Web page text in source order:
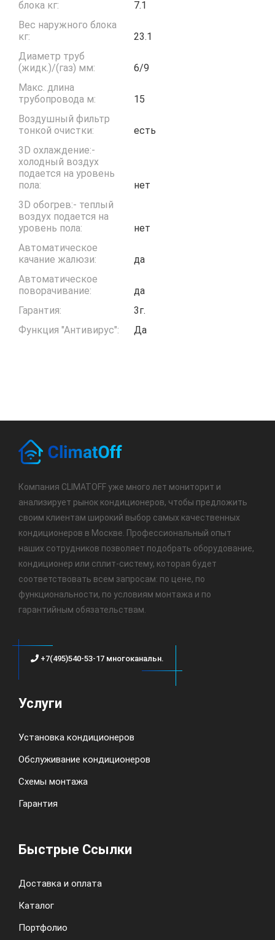
блока кг:
7.1
Вес наружного блока
кг:
23.1
Диаметр труб
(жидк.)/(газ) мм:
6/9
Макс. длина
трубопровода м:
15
Воздушный фильтр
тонкой очистки:
есть
3D охлаждение:-
холодный воздух
подается на уровень
пола:
нет
3D обогрев:- теплый
воздух подается на
уровень пола:
нет
Автоматическое
качание жалюзи:
да
Автоматическое
поворачивание:
да
Гарантия:
3г.
Функция "Антивирус":
Да
Компания CLIMATOFF уже много лет мониторит и
анализирует рынок кондиционеров, чтобы предложить
своим клиентам широкий выбор самых качественных
кондиционеров в Москве. Профессиональный опыт
наших сотрудников позволяет подобрать оборудование,
кондиционер или сплит-систему, которая будет
соответствовать всем запросам: по цене, по
функциональности, по условиям монтажа и по
гарантийным обязательствам.
+7(495)540-53-17 многоканальн.
Услуги
Установка кондиционеров
Обслуживание кондиционеров
Схемы монтажа
Гарантия
Быстрые Ссылки
Доставка и оплата
Каталог
Портфолио